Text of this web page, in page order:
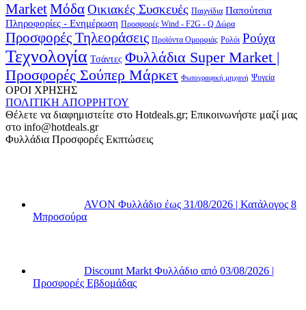
MarketΜόδαΟικιακές Συσκευές Παιχνίδια Παπούτσια
Πληροφορίες - Ενημέρωση Προσφορές Wind - F2G - Q Δώρα
Προσφορές Τηλεοράσεις Προϊόντα Ομορφιάς Ρολόι Ρούχα
Τεχνολογία Τσάντες Φυλλάδια Super Market |
Προσφορές Σούπερ Μάρκετ Φωτογραφική μηχανή Ψυγεία
ΟΡΟΙ ΧΡΗΣΗΣ
ΠΟΛΙΤΙΚΗ ΑΠΟΡΡΗΤΟΥ
Θέλετε να διαφημιστείτε στο Hotdeals.gr; Επικοινωνήστε μαζί μας
στο info@hotdeals.gr
Φυλλάδια Προσφορές Εκπτώσεις
AVON Φυλλάδιο έως 31/08/2026 | Κατάλογος 8
Μπροσούρα
Discount Markt Φυλλάδιο από 03/08/2026 |
Προσφορές Εβδομάδας